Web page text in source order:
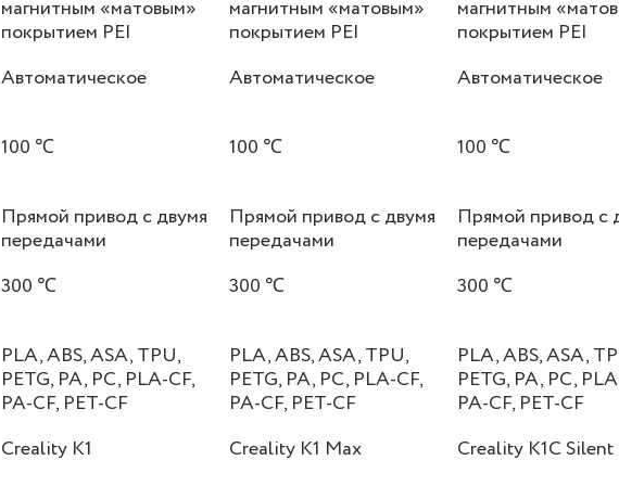
магнитным «матовым»
покрытием PEI
магнитным «матовым»
покрытием PEI
магнитным
покрытием PEI
Автоматическое Автоматическое Автоматическое
100 ℃ 100 ℃ 100 ℃
Прямой привод с двумя
передачами
Прямой привод с двумя
передачами
Прямой привод с
передачами
300 ℃ 300 ℃ 300 ℃
PLA, ABS, ASA, TPU,
PETG, PA, PC, PLA-CF,
PA-CF, PET-CF
PLA, ABS, ASA, TPU,
PETG, PA, PC, PLA-CF,
PA-CF, PET-CF
PLA, ABS, ASA,
PETG, PA, PC,
PA-CF, PET-CF
Creality K1 Creality K1 Max
Creality K1C Silent